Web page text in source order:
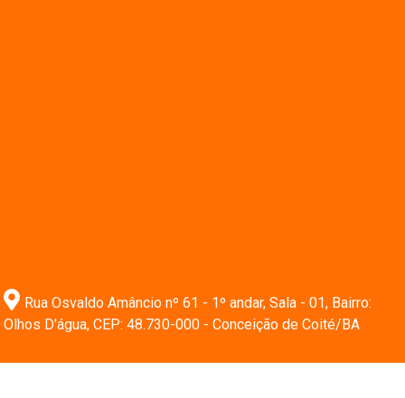
Rua Osvaldo Amâncio nº 61 - 1º andar, Sala - 01, Bairro:
Olhos D'água, CEP: 48.730-000 - Conceição de Coité/BA